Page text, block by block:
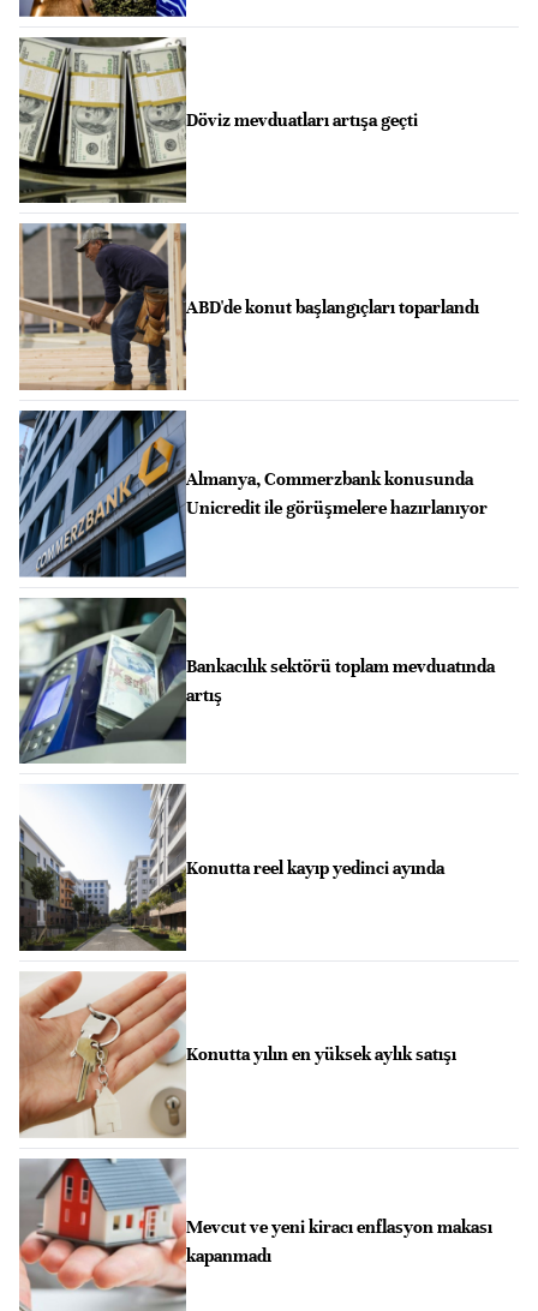
Döviz mevduatları artışa geçti
ABD'de konut başlangıçları toparlandı
Almanya, Commerzbank konusunda
Unicredit ile görüşmelere hazırlanıyor
Bankacılık sektörü toplam mevduatında
artış
Konutta reel kayıp yedinci ayında
Konutta yılın en yüksek aylık satışı
Mevcut ve yeni kiracı enflasyon makası
kapanmadı